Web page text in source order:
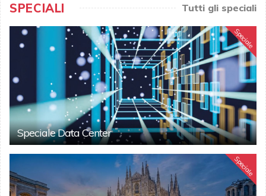
SPECIALI Tutti gli speciali
Speciale
Speciale Data Center
Speciale